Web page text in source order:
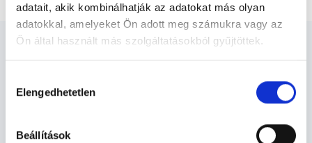
adatait, akik kombinálhatják az adatokat más olyan
adatokkal, amelyeket Ön adott meg számukra vagy az
Ön által használt más szolgáltatásokból gyűjtöttek.
szabályzat:https://foglaljorvost.hu/info/foglaljorvost-
kiválasztása
Elengedhetetlen
Beállítások
Bőrgyógyász - Bőrgyógyászat